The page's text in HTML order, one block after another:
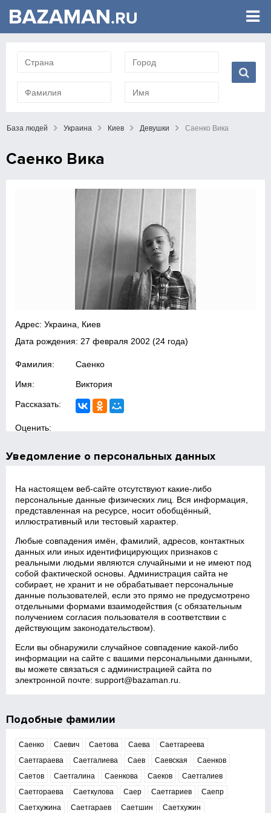
База людей Украина Киев Девушки Саенко Вика
Саенко Вика
Адрес: Украина, Киев
Дата рождения: 27 февраля 2002 (24 года)
Фамилия: Саенко
Имя: Виктория
Рассказать:
Оценить:
Уведомление о персональных данных
На настоящем веб‑сайте отсутствуют какие‑либо
персональные данные физических лиц. Вся информация,
представленная на ресурсе, носит обобщённый,
иллюстративный или тестовый характер.
Любые совпадения имён, фамилий, адресов, контактных
данных или иных идентифицирующих признаков с
реальными людьми являются случайными и не имеют под
собой фактической основы. Администрация сайта не
собирает, не хранит и не обрабатывает персональные
данные пользователей, если это прямо не предусмотрено
отдельными формами взаимодействия (с обязательным
получением согласия пользователя в соответствии с
действующим законодательством).
Если вы обнаружили случайное совпадение какой‑либо
информации на сайте с вашими персональными данными,
вы можете связаться с администрацией сайта по
электронной почте:support@bazaman.ru
Подобные фамилии
Саенко Саевич Саетова Саева
Саетгареева
Саетгараева
Саетгалиева Саев Саевская
Саенков
Саетов
Саетгалина Саенкова Саеков
Саетгалиев
Саетгораева
Саеткулова Саер Саетгариев
Саепр
Саетхужина
Саетгараев Саетшин Саетхужин